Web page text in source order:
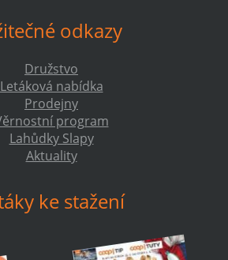
odkazy
Družstvo
Letáková nabídka
Prodejny
program
Lahůdky Slapy
Aktuality
ke stažení